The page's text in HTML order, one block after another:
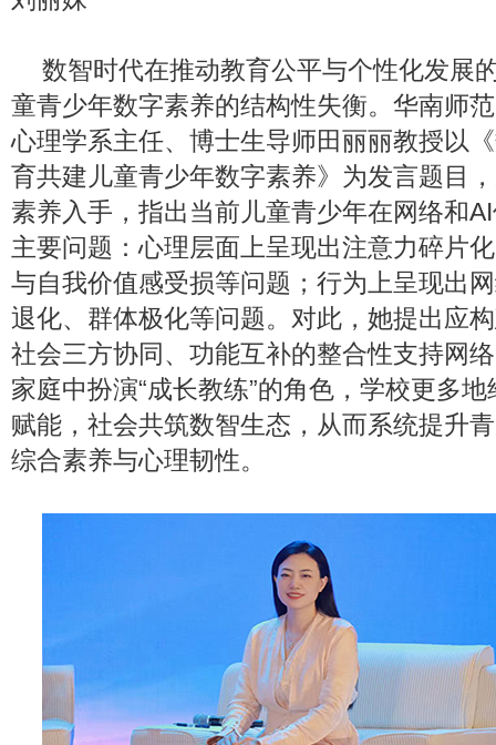
数智时代在推动教育公平与个性化发展
童青少年数字素养的结构性失衡。华南师
心理学系主任、博士生导师田丽丽教授以
育共建儿童青少年数字素养》为发言题目
素养入手，指出当前儿童青少年在网络和
主要问题：心理层面上呈现出注意力碎片
与自我价值感受损等问题；行为上呈现出
退化、群体极化等问题。对此，她提出应
社会三方协同、功能互补的整合性支持网
家庭中扮演“成长教练”的角色，学校更多
赋能，社会共筑数智生态，从而系统提升
综合素养与心理韧性。